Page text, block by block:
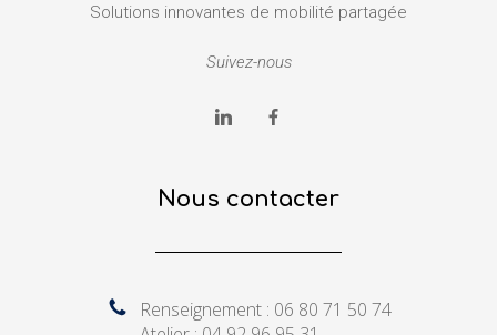
Solutions innovantes de mobilité partagée
Suivez-nous
Nous contacter
Renseignement : 06 80 71 50 74